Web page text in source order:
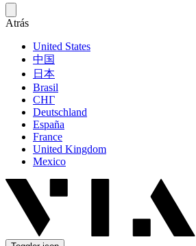
Atrás
United States
中国
日本
Brasil
СНГ
Deutschland
España
France
United Kingdom
Mexico